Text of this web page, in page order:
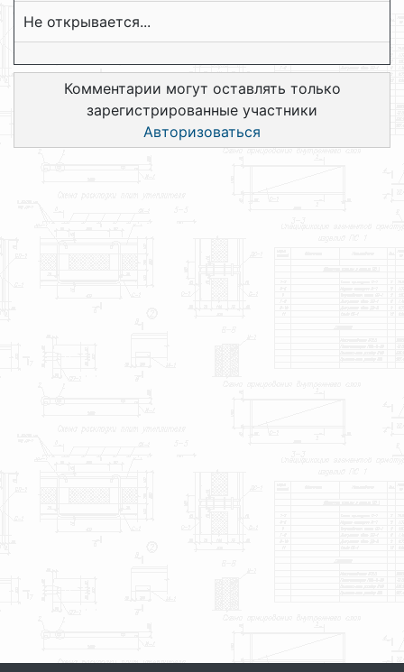
Не открывается...
Комментарии могут оставлять только
зарегистрированные участники
Авторизоваться